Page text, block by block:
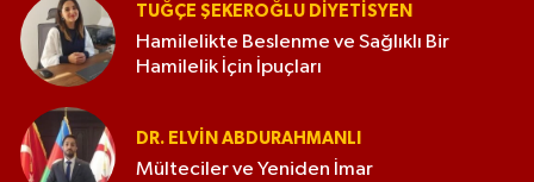
TUĞÇE ŞEKEROĞLU DIYETISYEN
Hamilelikte Beslenme ve Sağlıklı Bir
Hamilelik İçin İpuçları
DR. ELVIN ABDURAHMANLI
Mülteciler ve Yeniden İmar